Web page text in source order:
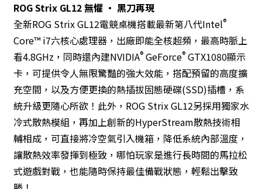
ROG Strix GL12無懼 ‧ 黑刀再現
全新ROG Strix GL12電競桌機搭載最新第八代Intel®
Core™ i7六核心處理器，出廠即能全核超頻，最高時脈上
看4.8GHz，同時還內建NVIDIA®GeForce®GTX1080顯示
卡，可提供令人無限驚豔的強大效能，搭配預留的高度擴
充空間，以及方便更換的熱插拔固態硬碟(SSD)插槽，系
統升級更隨心所欲！此外，ROG Strix GL12另採用獨家水
冷式散熱模組，再加上創新的HyperStream散熱技術相
輔相成，可直接將冷空氣引入機箱，降低系統內部溫度，
讓散熱效率發揮到極致，哪怕玩家是進行長時間的馬拉松
式遊戲對戰，也能隨時保持最佳備戰狀態，輕鬆出擊致